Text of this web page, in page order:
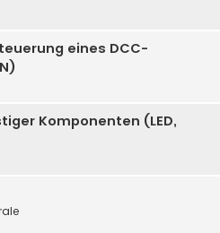
eines DCC-
Komponenten (LED,